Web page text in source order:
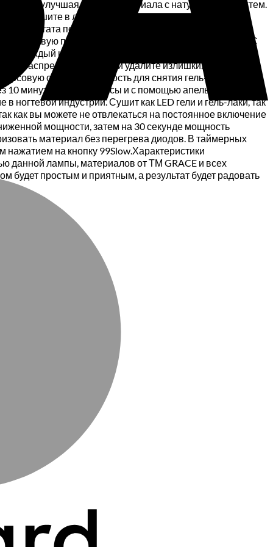
улучшая сцепку материала с натуральным ногтем.
просушите в лампе SUN X Plus 120W UV/LED.4.
результата покрытия. Каждый слой просушивайте в
ногтевую пластину. Просушите в лампе 60 секунд.6. С
каждый ноготок 2 раза.7. Нанесите каплю масла для
распределите масло и удалите излишки.Снятие гель-
салфетку жидкость для снятия гель-лака с
10 минут снимите клипсы и с помощью апельсиновой
ногтевой индустрии. Сушит как LED гели и гель-лаки, так
как вы можете не отвлекаться на постоянное включение
мощности, затем на 30 секунде мощность
материал без перегрева диодов. В таймерных
на кнопку 99Slow.Характеристики
данной лампы, материалов от ТМ GRACE и всех
будет простым и приятным, а результат будет радовать